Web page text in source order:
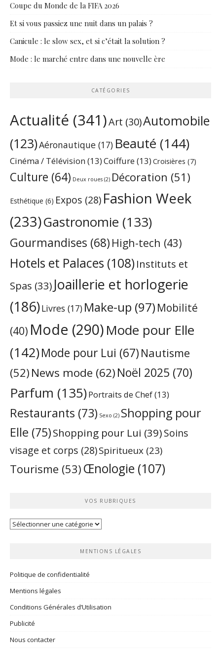
Coupe du Monde de la FIFA 2026
Et si vous passiez une nuit dans un palais ?
Canicule : le slow sex, et si c’était la solution ?
Mode : le marché entre dans une nouvelle ère
CATÉGORIES
Actualité (341)Art (30)Automobile
(123)Aéronautique (17) Beauté (144)
Cinéma / Télévision(13)Coiffure(13) Croisières (7)
Culture (64) Deux roues (2) Décoration (51)
Esthétique (6) Expos (28) Fashion Week
(233)Gastronomie (133)
Gourmandises (68) High-tech (43)
Hotels et Palaces (108) Instituts et
Spas (33) Joaillerie et horlogerie
(186)Livres (17) Make-up (97) Mobilité
(40) Mode (290)Mode pour Elle
(142)Mode pour Lui (67) Nautisme
(52) News mode (62)Noël 2025 (70)
Parfum (135)Portraits de Chef(13)
Restaurants (73) Sexo (2) Shopping pour
Elle (75)Shopping pour Lui (39)Soins
visage et corps (28)Spiritueux (23)
Tourisme (53) Œnologie (107)
VOS RUBRIQUES
Vos
MENTIONS LÉGALES
Politique de confidentialité
Mentions légales
Conditions Générales d’Utilisation
Publicité
Nous contacter